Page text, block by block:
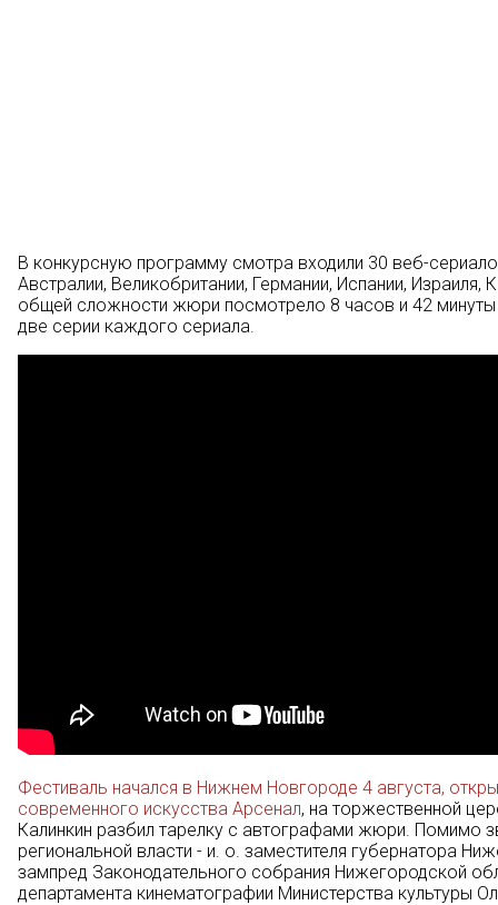
В конкурсную программу смотра входили 30 веб-
Австралии, Великобритании, Германии, Испании,
общей сложности жюри посмотрело 8 часов и 42
две серии каждого сериала.
Фестиваль начался в Нижнем Новгороде 4 августа,
современного искусства Арсенал, на торжественной
Калинкин разбил тарелку с автографами жюри. Помимо
региональной власти - и. о. заместителя губернатора
зампред Законодательного собрания Нижегородской
департамента кинематографии Министерства культуры